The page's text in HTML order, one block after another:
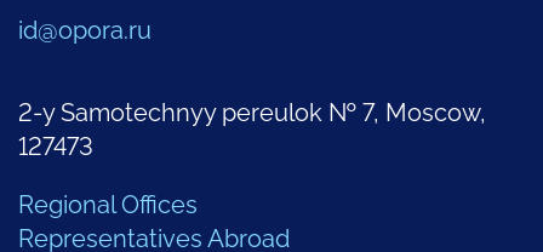
id@opora.ru
2-y Samotechnyy pereulok № 7, Moscow,
127473
Regional Offices
Representatives Abroad